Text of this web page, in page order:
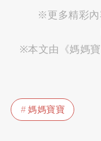
※更多精彩內
※本文由《媽媽
媽媽寶寶